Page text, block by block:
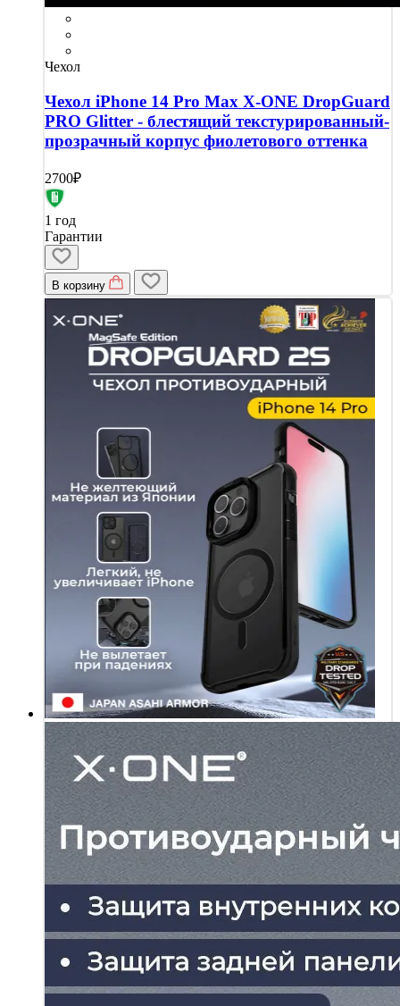
Чехол
Чехол iPhone 14 Pro Max X-ONE DropGuard
PRO Glitter - блестящий текстурированный-
прозрачный корпус фиолетового оттенка
2700₽
1 год
Гарантии
В корзину